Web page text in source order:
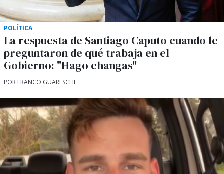
POLÍTICA
La respuesta de Santiago Caputo cuando le
preguntaron de qué trabaja en el
Gobierno: "Hago changas"
POR FRANCO GUARESCHI